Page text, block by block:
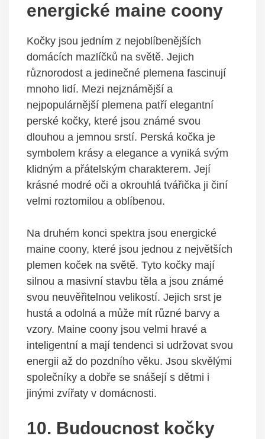
energické maine coony
Kočky jsou jedním z nejoblíbenějších
domácích mazlíčků na světě. Jejich
různorodost a jedinečné plemena fascinují
mnoho lidí. Mezi nejznámější a
nejpopulárnější plemena patří elegantní
perské kočky, které jsou známé svou
dlouhou a jemnou srstí. Perská kočka je
symbolem krásy a elegance a vyniká svým
klidným a přátelským charakterem. Její
krásné modré oči a okrouhlá tvářička ji činí
velmi roztomilou a oblíbenou.
Na druhém konci spektra jsou energické
maine coony, které jsou jednou z největších
plemen koček na světě. Tyto kočky mají
silnou a masivní stavbu těla a jsou známé
svou neuvěřitelnou velikostí. Jejich srst je
hustá a odolná a může mít různé barvy a
vzory. Maine coony jsou velmi hravé a
inteligentní a mají tendenci si udržovat svou
energii až do pozdního věku. Jsou skvělými
společníky a dobře se snášejí s dětmi i
jinými zvířaty v domácnosti.
10. Budoucnost kočky